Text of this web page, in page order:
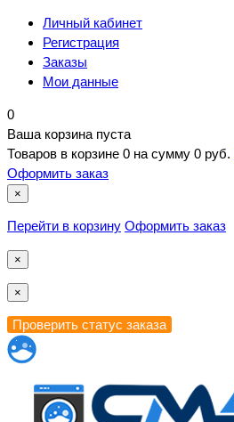
Личный кабинет
Регистрация
Заказы
Мои данные
0
Ваша корзина пуста
Товаров в корзине 0 на сумму 0 руб.
Оформить заказ
×
Перейти в корзину Оформить заказ
×
×